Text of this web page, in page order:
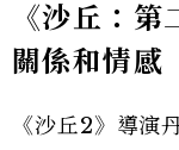
《沙丘：
關係和情感
《沙丘2》導演